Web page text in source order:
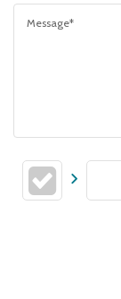
Message*